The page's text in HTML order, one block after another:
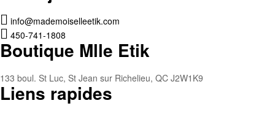
info@mademoiselleetik.com
450-741-1808
Boutique Mlle Etik
133 boul. St Luc, St Jean sur Richelieu, QC J2W1K9
Liens rapides